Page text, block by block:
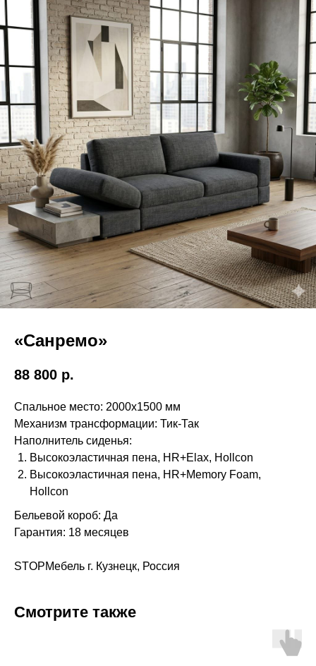
«Санремо»
88 800 р.
Спальное место: 2000х1500 мм
Механизм трансформации: Тик-Так
Наполнитель сиденья:
Высокоэластичная пена, HR+Elax, Hollcon
Высокоэластичная пена, HR+Memory Foam,
Hollcon
Бельевой короб: Да
Гарантия: 18 месяцев
STOPМебель г. Кузнецк, Россия
Смотрите также